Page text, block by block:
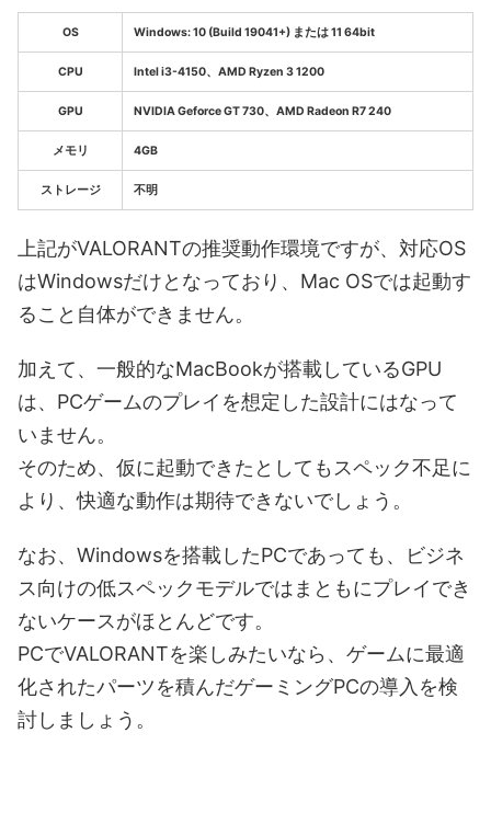
OS Windows: 10 (Build 19041+) または 11 64bit
CPU Intel i3-4150、AMD Ryzen 3 1200
GPU NVIDIA Geforce GT 730、AMD Radeon R7 240
メモリ 4GB
ストレージ 不明
上記がVALORANTの推奨動作環境ですが、対応OS
はWindowsだけとなっており、Mac OSでは起動す
ること自体ができません。
加えて、一般的なMacBookが搭載しているGPU
は、PCゲームのプレイを想定した設計にはなって
いません。
そのため、仮に起動できたとしてもスペック不足に
より、快適な動作は期待できないでしょう。
なお、Windowsを搭載したPCであっても、ビジネ
ス向けの低スペックモデルではまともにプレイでき
ないケースがほとんどです。
PCでVALORANTを楽しみたいなら、ゲームに最適
化されたパーツを積んだゲーミングPCの導入を検
討しましょう。